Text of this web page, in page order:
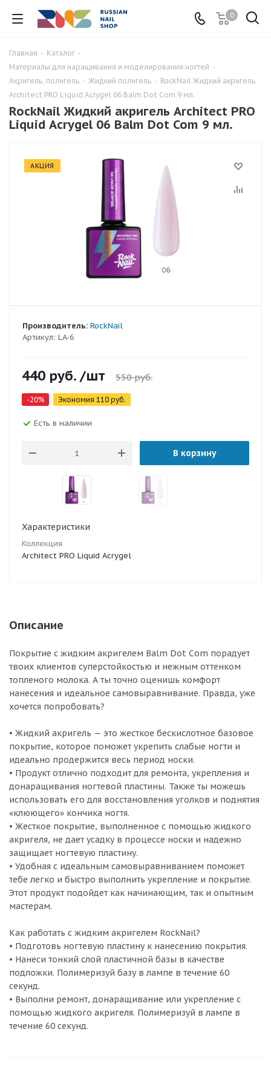
0
Главная - Каталог -
Материалы для наращивания и моделирования ногтей -
Акригель, полигель - Жидкий полигель - RockNail Жидкий акригель
Architect PRO Liquid Acrygel 06 Balm Dot Com 9 мл.
RockNail Жидкий акригель Architect PRO
Liquid Acrygel 06 Balm Dot Com 9 мл.
АКЦИЯ
Артикул: LA-6
Производитель: RockNail
440 руб. /шт 550руб.
-20% Экономия 110 руб.
Есть в наличии
В корзину
Характеристики
Коллекция
Architect PRO Liquid Acrygel
Описание
Покрытие с жидким акригелем Balm Dot Com порадует
твоих клиентов суперстойкостью и нежным оттенком
топленого молока. А ты точно оценишь комфорт
нанесения и идеальное самовыравнивание. Правда, уже
хочется попробовать?
• Жидкий акригель — это жесткое бескислотное базовое
покрытие, которое поможет укрепить слабые ногти и
идеально продержится весь период носки.
• Продукт отлично подходит для ремонта, укрепления и
донаращивания ногтевой пластины. Также ты можешь
использовать его для восстановления уголков и поднятия
«клюющего» кончика ногтя.
• Жесткое покрытие, выполненное с помощью жидкого
акригеля, не дает усадку в процессе носки и надежно
защищает ногтевую пластину.
• Удобная с идеальным самовыравниванием поможет
тебе легко и быстро выполнить укрепление и покрытие.
Этот продукт подойдет как начинающим, так и опытным
мастерам.
Как работать с жидким акригелем RockNail?
• Подготовь ногтевую пластину к нанесению покрытия.
• Нанеси тонкий слой пластичной базы в качестве
подложки. Полимеризуй базу в лампе в течение 60
секунд.
• Выполни ремонт, донаращивание или укрепление с
помощью жидкого акригеля. Полимеризуй в лампе в
течение 60 секунд.